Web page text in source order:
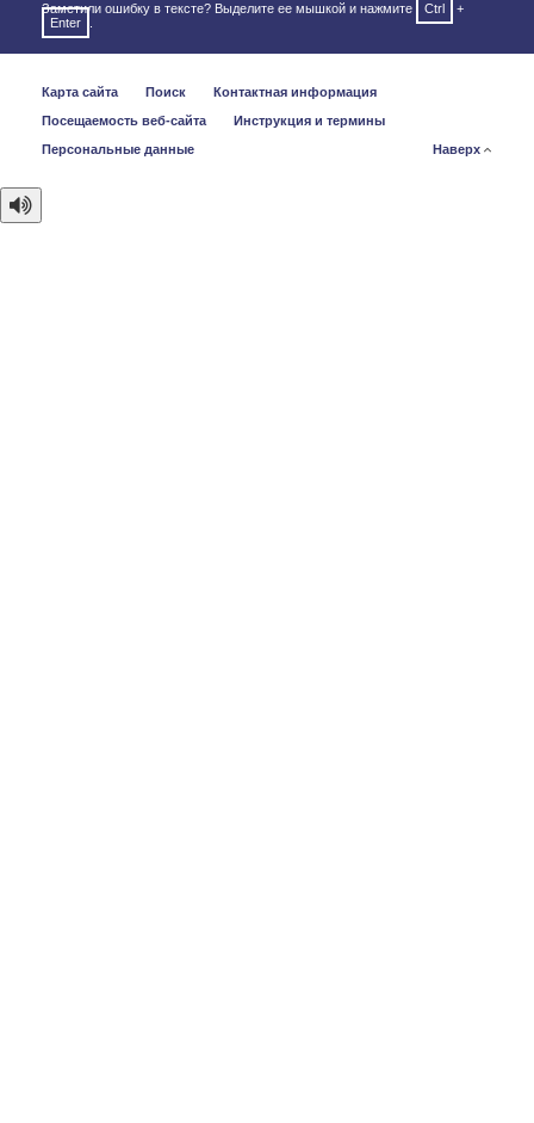
Заметили ошибку в тексте? Выделите ее мышкой и нажмите Ctrl
+
Enter
Карта сайта Поиск
Контактная информация
Посещаемость веб-сайта
Инструкция и термины
Персональные данные
Наверх